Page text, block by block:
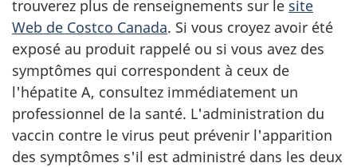
trouverez plus de renseignements sur le site
Web de Costco Canada. Si vous croyez avoir été
exposé au produit rappelé ou si vous avez des
symptômes qui correspondent à ceux de
l'hépatite A, consultez immédiatement un
professionnel de la santé. L'administration du
vaccin contre le virus peut prévenir l'apparition
des symptômes s'il est administré dans les deux